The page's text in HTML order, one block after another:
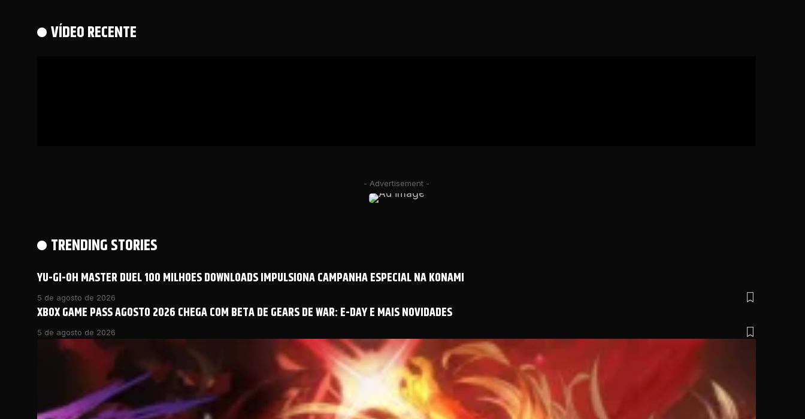
VÍDEO RECENTE
- Advertisement -
TRENDING STORIES
YU-GI-OH MASTER DUEL 100 MILHOES DOWNLOADS IMPULSIONA CAMPANHA ESPECIAL NA KONAMI
5 de agosto de 2026
XBOX GAME PASS AGOSTO 2026 CHEGA COM BETA DE GEARS DE WAR: E-DAY E MAIS NOVIDADES
5 de agosto de 2026